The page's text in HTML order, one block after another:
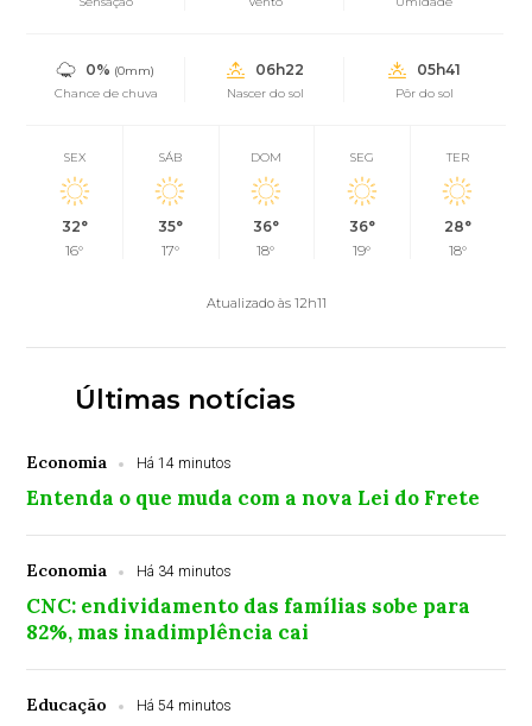
0% (0mm)
Chance de chuva
06h22
Nascer do sol
05h41
Pôr do sol
SEX
32°
16°
SÁB
35°
17°
DOM
36°
18°
SEG
36°
19°
TER
28°
18°
Atualizado às 12h11
Últimas notícias
Economia Há 14 minutos
Entenda o que muda com a nova Lei do Frete
Economia Há 34 minutos
CNC: endividamento das famílias sobe para
82%, mas inadimplência cai
Educação Há 54 minutos